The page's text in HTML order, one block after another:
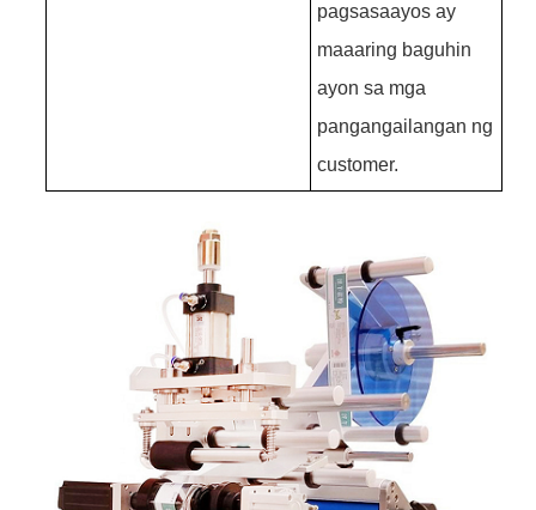
pagsasaayos ay
maaaring baguhin
ayon sa mga
pangangailangan ng
customer.